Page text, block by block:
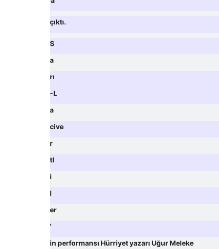
çıktı.
S
a
rı
-L
a
cive
r
tl
i
l
er
’
in performansı Hürriyet yazarı Uğur Meleke